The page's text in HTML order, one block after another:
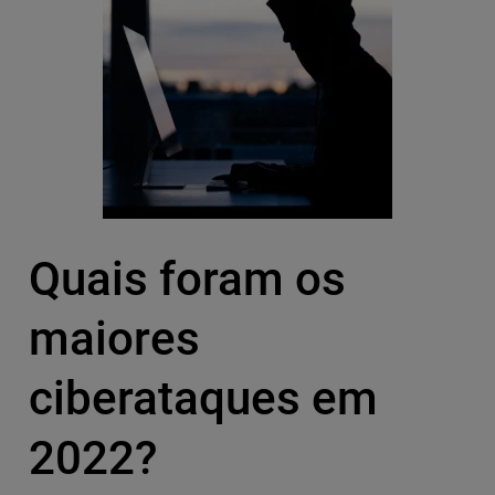
Quais foram os
maiores
ciberataques em
2022?